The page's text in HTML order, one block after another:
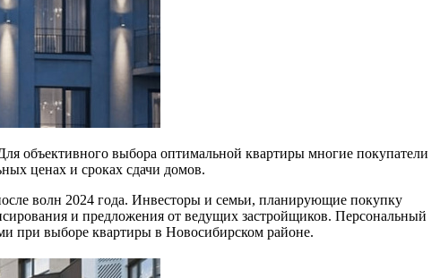
объективного выбора оптимальной квартиры многие покупатели
ценах и сроках сдачи домов.
волн 2024 года. Инвесторы и семьи, планирующие покупку
и предложения от ведущих застройщиков. Персональный
при выборе квартиры в Новосибирском районе.